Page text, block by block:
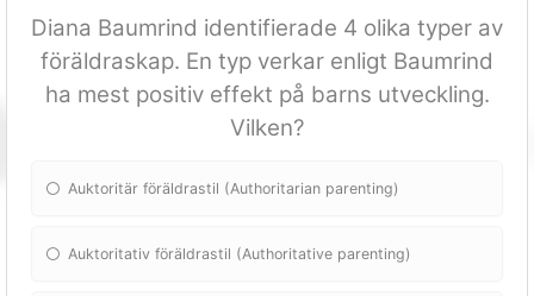
Diana Baumrind identifierade 4 olika typer av
föräldraskap. En typ verkar enligt Baumrind
ha mest positiv effekt på barns utveckling.
Vilken?
Auktoritär föräldrastil (Authoritarian parenting)
Auktoritativ föräldrastil (Authoritative parenting)